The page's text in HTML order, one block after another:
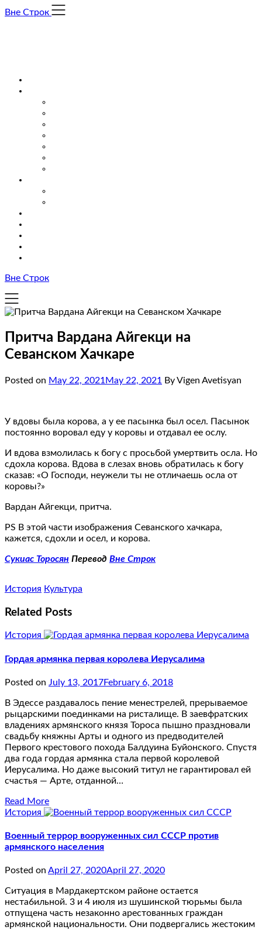
Skip
Вне Строк
Вне Строк
Притча Вардана Айгекци на
Севанском Хачкаре
Posted on May 22, 2021 May 22, 2021 By Vigen Avetisyan
У вдовы была корова, а у ее пасынка был осел. Пасынок
постоянно воровал еду у коровы и отдавал ее ослу.
И вдова взмолилась к богу с просьбой умертвить осла. Но
сдохла корова. Вдова в слезах вновь обратилась к богу
сказав: «О Господи, неужели ты не отличаешь осла от
коровы?»
Вардан Айгекци, притча.
PS В этой части изображения Севанского хачкара,
кажется, сдохли и осел, и корова.
Сукиас Торосян Перевод Вне Строк
История Культура
Related Posts
История
Гордая армянка первая королева Иерусалима
Posted on July 13, 2017February 6, 2018
В Эдессе раздавалось пение менестрелей, прерываемое
рыцарскими поединками на ристалище. В заевфратских
владениях армянского князя Тороса пышно праздновали
свадьбу княжны Арты и одного из предводителей
Первого крестового похода Балдуина Буйонского. Спустя
два года гордая армянка стала первой королевой
Иерусалима. Но даже высокий титул не гарантировал ей
счастья — Арте, отданной…
Read More
История
Военный террор вооруженных сил СССР против
армянского населения
Posted on April 27, 2020April 27, 2020
Ситуация в Мардакертском районе остается
нестa6ильной. 3 и 4 июля из шушинской тюрьмы была
отпущена часть незаконно арестованных граждан
армянской национальности. Они подвергались жестоким